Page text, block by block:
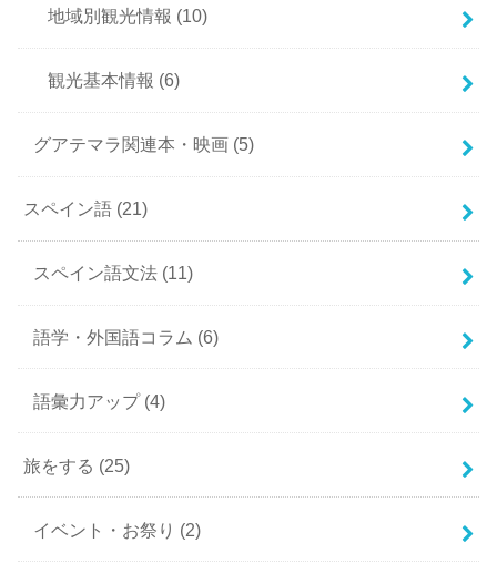
地域別観光情報 (10)
観光基本情報 (6)
グアテマラ関連本・映画 (5)
スペイン語 (21)
スペイン語文法 (11)
語学・外国語コラム (6)
語彙力アップ (4)
旅をする (25)
イベント・お祭り (2)